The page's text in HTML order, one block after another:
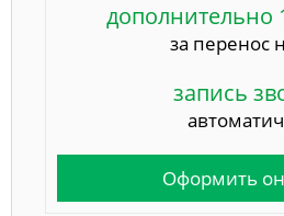
дополнительно
за перенос
запись
Оформить